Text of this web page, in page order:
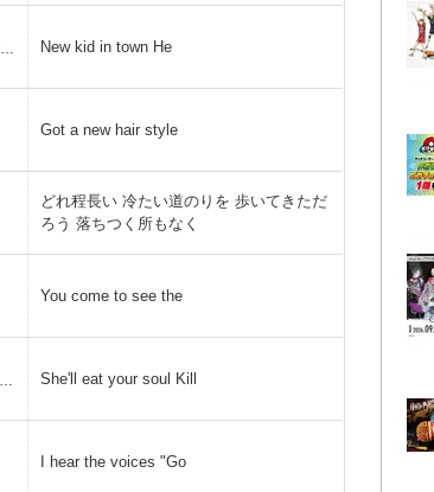
New kid in town He
Got a new hair style
どれ程長い 冷たい道のりを 歩いてきただ
ろう 落ちつく所もなく
You come to see the
She'll eat your soul Kill
I hear the voices "Go